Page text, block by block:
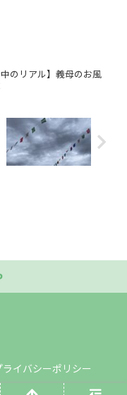
中のリアル】義母のお風
ライバシーポリシー